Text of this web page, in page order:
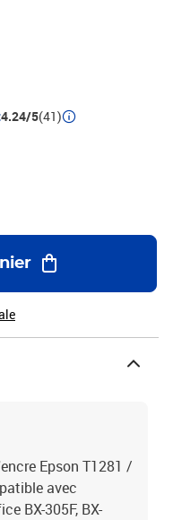
Stylus S22, SX125,
2 Noires (13ml) + 2
(6,6ml) avec un
normes européennes ISO
- Encre de haute
d'impression - Marque
4.24/5(41)
Epson T1281 /
avec
BX-305F, BX-